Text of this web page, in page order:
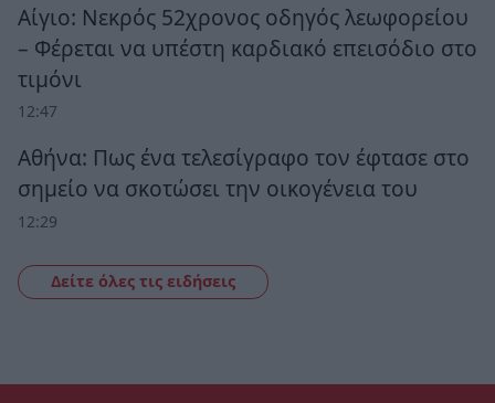
Αίγιο: Νεκρός 52χρονος οδηγός λεωφορείου
– Φέρεται να υπέστη καρδιακό επεισόδιο στο
τιμόνι
12:47
Αθήνα: Πως ένα τελεσίγραφο τον έφτασε στο
σημείο να σκοτώσει την οικογένεια του
12:29
Δείτε όλες τις ειδήσεις